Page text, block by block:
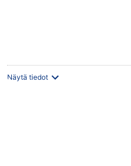
Näytä tiedot